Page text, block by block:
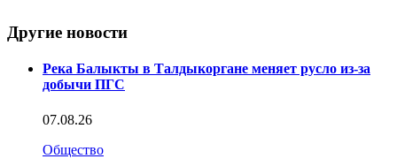
Другие новости
Река Балыкты в Талдыкоргане меняет русло из-за
добычи ПГС
07.08.26
Общество